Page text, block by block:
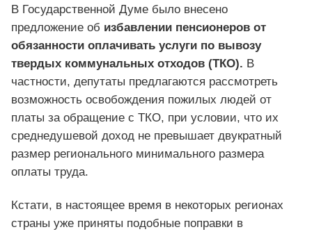
В Государственной Думе было внесено
предложение об избавлении пенсионеров от
обязанности оплачивать услуги по вывозу
твердых коммунальных отходов (ТКО). В
частности, депутаты предлагаются рассмотреть
возможность освобождения пожилых людей от
платы за обращение с ТКО, при условии, что их
среднедушевой доход не превышает двукратный
размер регионального минимального размера
оплаты труда.
Кстати, в настоящее время в некоторых регионах
страны уже приняты подобные поправки в